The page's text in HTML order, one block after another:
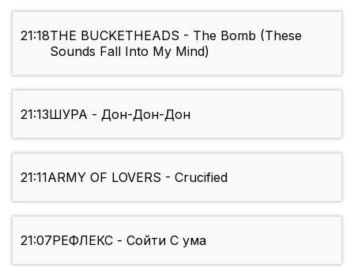
21:18THE BUCKETHEADS - The Bomb (These
Sounds Fall Into My Mind)
21:13ШУРА - Дон-Дон-Дон
21:11ARMY OF LOVERS - Crucified
21:07РЕФЛЕКС - Сойти С ума